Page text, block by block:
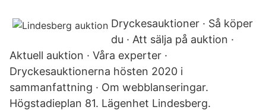
Dryckesauktioner · Så köper
du · Att sälja på auktion ·
Aktuell auktion · Våra experter ·
Dryckesauktionerna hösten 2020 i
sammanfattning · Om webblanseringar.
Högstadieplan 81. Lägenhet Lindesberg.